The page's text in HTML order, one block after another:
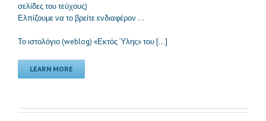
σελίδες του τεύχους)
Ελπίζουμε να το βρείτε ενδιαφέρον …
Το ιστολόγιο (weblog) «Εκτός Ύλης» του […]
LEARN MORE